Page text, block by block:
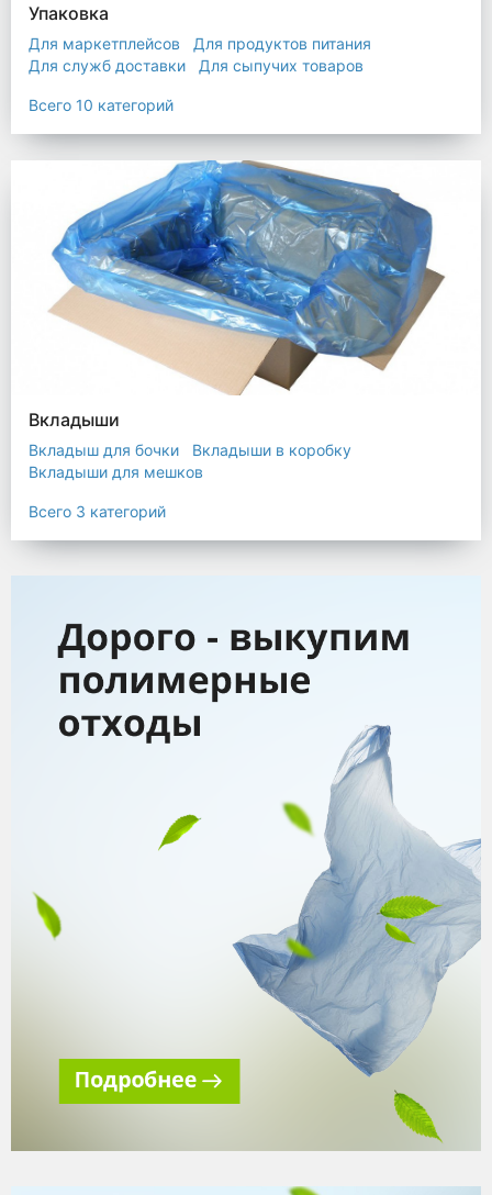
Упаковка
Для маркетплейсов
Для продуктов питания
Для служб доставки
Для сыпучих товаров
Промышленная упаковка
Прочая полиэтиленовая упаковка
Всего 10 категорий
Вкладыши
Вкладыш для бочки
Вкладыши в коробку
Вкладыши для мешков
Всего 3 категорий